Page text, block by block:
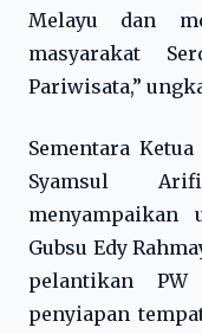
Melayu dan
masyarakat
Pariwisata,”
Sementara
Syamsul
menyampaikan
Gubsu Edy
pelantikan
penyiapan